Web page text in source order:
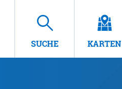
SUCHE KARTEN